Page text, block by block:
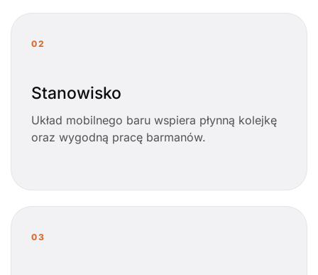
02
Stanowisko
Układ mobilnego baru wspiera płynną kolejkę
oraz wygodną pracę barmanów.
03